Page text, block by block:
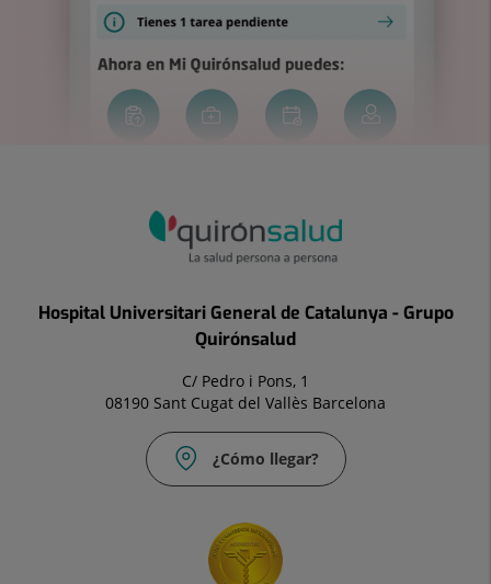
Hospital Universitari General de Catalunya - Grupo
Quirónsalud
C/ Pedro i Pons, 1
08190 Sant Cugat del Vallès Barcelona
¿Cómo llegar?